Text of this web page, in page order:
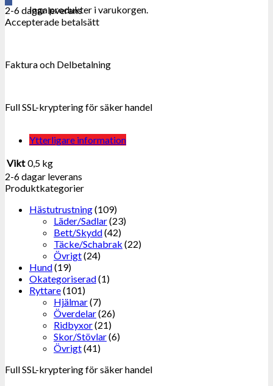
Inga produkter i varukorgen.
2-6 dagar leverans
Accepterade betalsätt
Faktura och Delbetalning
Full SSL-kryptering för säker handel
Ytterligare information
Vikt 0,5 kg
2-6 dagar leverans
Produktkategorier
Hästutrustning(109)
Läder/Sadlar(23)
Bett/Skydd(42)
Täcke/Schabrak (22)
Övrigt(24)
Hund(19)
Okategoriserad(1)
Ryttare(101)
Hjälmar(7)
Överdelar(26)
Ridbyxor(21)
Skor/Stövlar(6)
Övrigt(41)
Full SSL-kryptering för säker handel